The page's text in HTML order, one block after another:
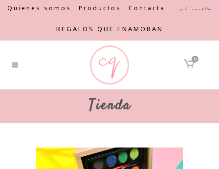
Quienes somos Productos Contacta Mi cuenta
REGALOS QUE ENAMORAN
0
Tienda